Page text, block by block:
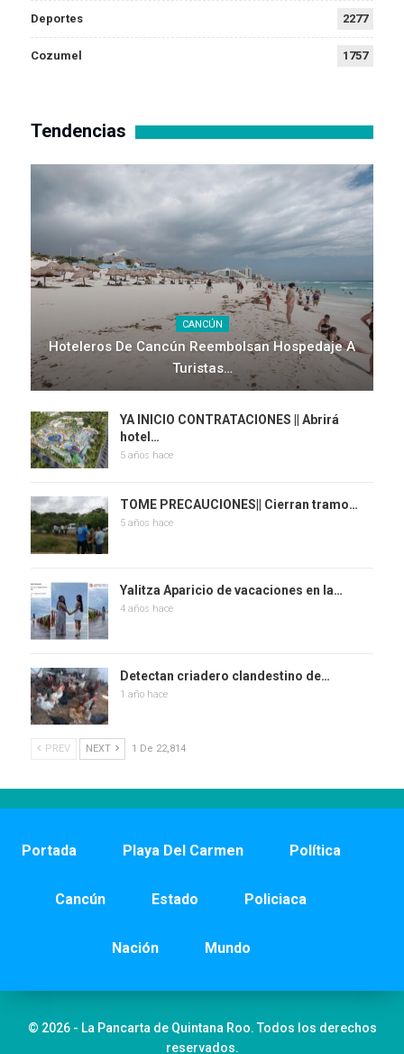
Deportes 2277
Cozumel 1757
Tendencias
CANCÚN
Hoteleros De Cancún Reembolsan Hospedaje A
Turistas…
YA INICIO CONTRATACIONES || Abrirá
hotel…
5 años hace
TOME PRECAUCIONES|| Cierran tramo…
5 años hace
Yalitza Aparicio de vacaciones en la…
4 años hace
Detectan criadero clandestino de…
1 año hace
PREV NEXT 1 De 22,814
Portada Playa Del Carmen Política
Cancún Estado Policiaca
Nación Mundo
© 2026 - La Pancarta de Quintana Roo. Todos los derechos
reservados.